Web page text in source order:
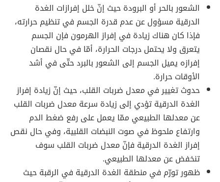
الشعور بالحر أو البرودة حيث إنّ خلل إفرازات الغدة
الدرقية مسؤول عن عدم قدرة الجسم في تنظيم حرارته،
فإذا كان هناك زيادة في إفراز الهرمون فإن الجسم
يتعرق ولا يحتمل درجات الحرارة، أمّا في حال نقصان
إفرازه يميل الجسم إلى الشعور بالبرد حتّى في أشد
الأوقات حرارة.
حدوث تغيير في معدل ضربات القلب، حيث إنّ زيادة إفراز
الغدة الدرقية تؤدي إلى زيادة سرعة معدل ضربات القلب
عن معدلها الطبيعي ممّا يعمل على رفع ضغط الدم
وارتفاع ملحوظ في صوت النبضات القلبية، وفي حال نقص
إفراز الغدة الدرقية فإنّ معدل ضربات القلب سوف
تنخفض عن معدلها الطبيعي.
ظهور تورّم في منطقة الغدة الدرقية في الرقبة حيث